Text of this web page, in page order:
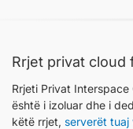
Rrjet privat cloud
Rrjeti Privat
është i izoluar dhe i
këtë rrjet, serverët